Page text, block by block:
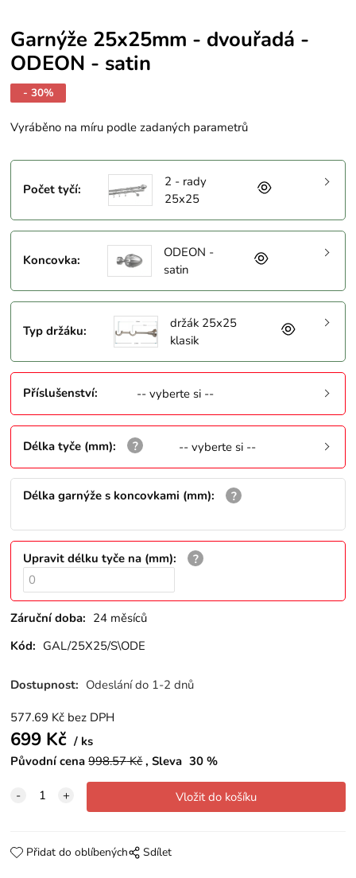
Garnýže 25x25mm - dvouřadá -
ODEON - satin
- 30%
Vyráběno na míru podle zadaných parametrů
Počet tyčí:
2 - rady
25x25
Koncovka:
ODEON -
satin
Typ držáku:
držák 25x25
klasik
Příslušenství: -- vyberte si --
Délka tyče (mm): -- vyberte si --
Délka garnýže s koncovkami (mm):
Upravit délku tyče na (mm):
Záruční doba: 24 měsíců
Kód: GAL/25X25/S\ODE
Dostupnost: Odeslání do 1-2 dnů
577.69 Kč bez DPH
699 Kč
ks
Původní cena 998.57Kč Sleva 30 %
Přidat do oblíbených Sdílet